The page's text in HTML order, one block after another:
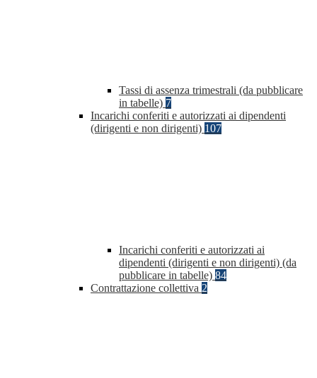
Tassi di assenza trimestrali (da pubblicare
in tabelle) 7
Incarichi conferiti e autorizzati ai dipendenti
(dirigenti e non dirigenti) 107
Incarichi conferiti e autorizzati ai
dipendenti (dirigenti e non dirigenti) (da
pubblicare in tabelle) 84
Contrattazione collettiva 2